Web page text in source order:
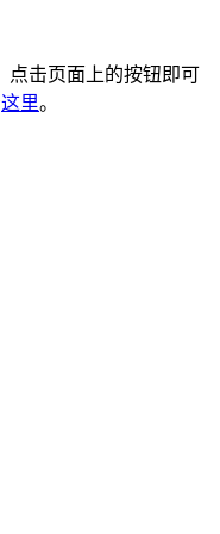
点击页面上的按钮即可
这里。